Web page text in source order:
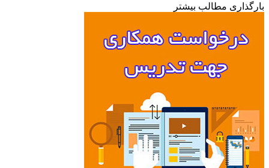
مطالب بیشتر